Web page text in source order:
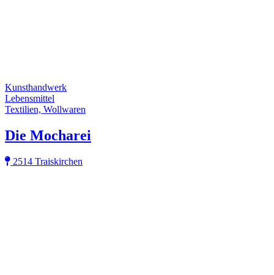
Kunsthandwerk
Lebensmittel
Textilien, Wollwaren
Die Mocharei
2514 Traiskirchen